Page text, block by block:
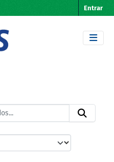
Entrar